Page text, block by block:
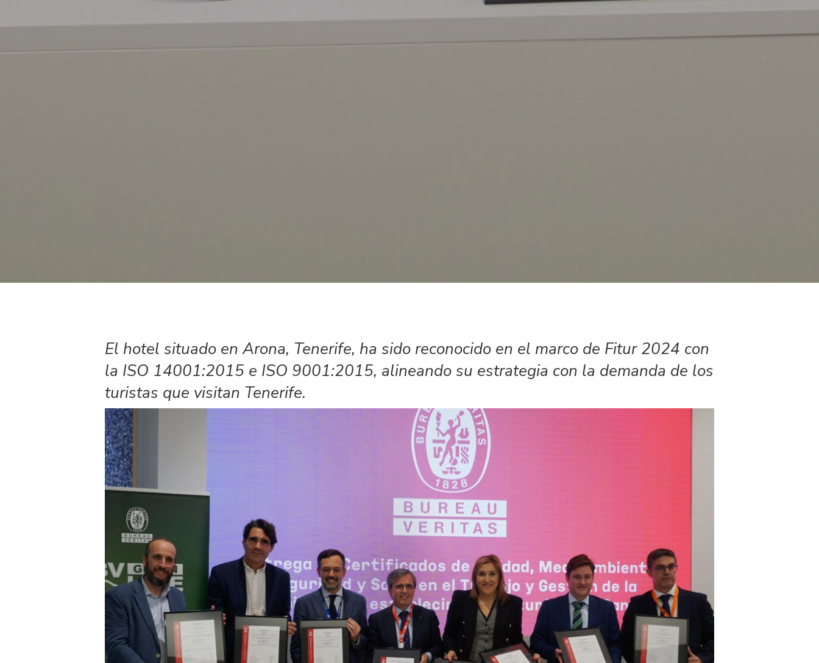
El hotel situado en Arona, Tenerife, ha sido reconocido en el marco de Fitur 2024 con
la ISO 14001:2015 e ISO 9001:2015, alineando su estrategia con la demanda de los
turistas que visitan Tenerife.